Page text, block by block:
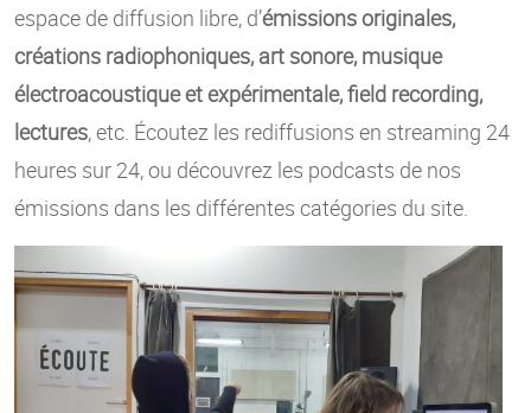
espace de diffusion libre, d’émissions originales,
créations radiophoniques, art sonore, musique
électroacoustique et expérimentale, field recording,
lectures, etc. Écoutez les rediffusions en streaming 24
heures sur 24, ou découvrez les podcasts de nos
émissions dans les différentes catégories du site.